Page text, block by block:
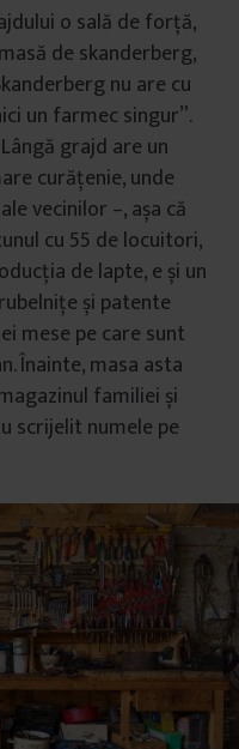
o sală de forță,
de skanderberg,
nu are cu
un farmec singur”.
grajd are un
curățenie, unde
vecinilor –, așa că
cu 55 de locuitori,
de lapte, e și un
și patente
mese pe care sunt
Înainte, masa asta
familiei și
scrijelit numele pe